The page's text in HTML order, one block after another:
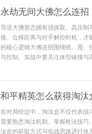
永劫无间大佛怎么连招
导语大佛形态拥有强抓取、高压
接、位移距离与对手解控时机，才
的核心逻辑大佛连招围绕抓、甩
与控制。实战中要关注体型碰撞与
和平精英怎么获得淘汰
在对局经过中，淘汰盒不仅代表战
需要熟悉淘汰机制、掌握枪法技
汰盒的获取方式与实战思路进行体